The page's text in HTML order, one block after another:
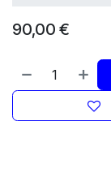
90,00 €